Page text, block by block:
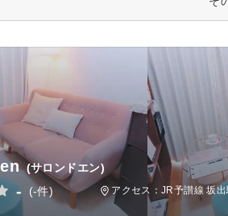
(サロンドエン)
- (-件) アクセス：JR予讃線 坂